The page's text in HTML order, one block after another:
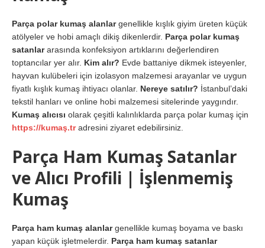
Parça polar kumaş alanlargenellikle kışlık giyim üreten küçük
atölyeler ve hobi amaçlı dikiş dikenlerdir. Parça polar kumaş
satanlararasında konfeksiyon artıklarını değerlendiren
toptancılar yer alır. Kim alır? Evde battaniye dikmek isteyenler,
hayvan kulübeleri için izolasyon malzemesi arayanlar ve uygun
fiyatlı kışlık kumaş ihtiyacı olanlar. Nereye satılır? İstanbul’daki
tekstil hanları ve online hobi malzemesi sitelerinde yaygındır.
Kumaş alıcısı olarak çeşitli kalınlıklarda parça polar kumaş için
https://kumaş.tradresini ziyaret edebilirsiniz.
Parça Ham Kumaş Satanlar
ve Alıcı Profili | İşlenmemiş
Kumaş
Parça ham kumaş alanlargenellikle kumaş boyama ve baskı
yapan küçük işletmelerdir. Parça ham kumaş satanlar